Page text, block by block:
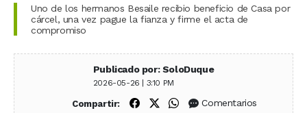
Uno de los hermanos Besaile recibio beneficio de Casa por
cárcel, una vez pague la fianza y firme el acta de
compromiso
Publicado por: SoloDuque
2026-05-26 | 3:10 PM
Compartir: Compartir en Facebook
Compartir en X (Twitter)
Compartir en WhatsApp
Comentarios